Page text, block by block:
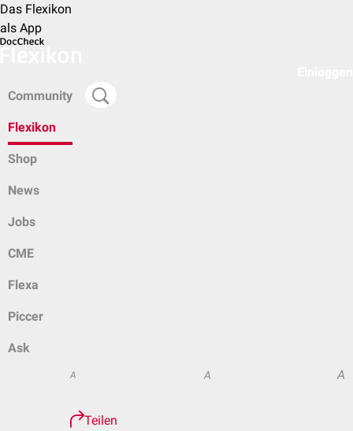
Das Flexikon
als App
Community
Flexikon
Shop
News
Jobs
CME
Flexa
Piccer
Ask
A A A
Teilen